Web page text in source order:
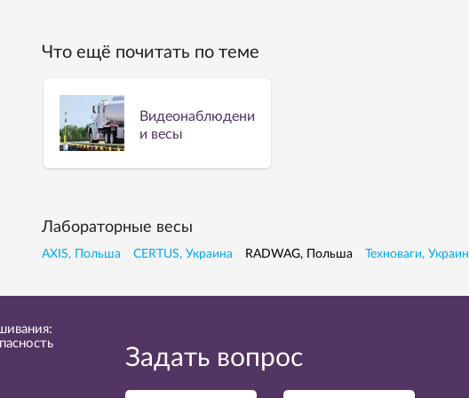
Что ещё почитать по теме
Видеонаблюдение
и весы
Лабораторные весы
AXIS, Польша CERTUS, Украина RADWAG, Польша Техноваги,
Задать вопрос